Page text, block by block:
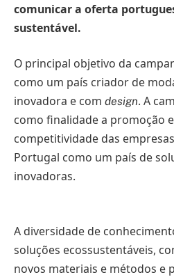
comunicar a oferta
sustentável.
O principal objetivo da
como um país criador de
inovadora e com design. A
como finalidade a promoção
competitividade das
Portugal como um país de
inovadoras.
A diversidade de
soluções ecossustentáveis,
novos materiais e métodos e